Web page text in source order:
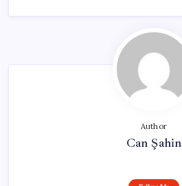
Author
Can Şahin